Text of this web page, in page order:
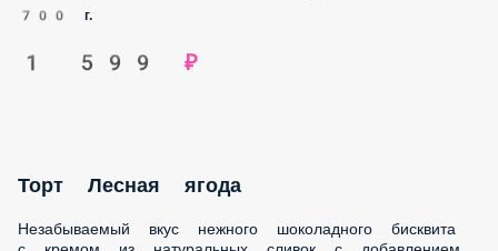
700 г.
1 599 ₽
Торт Лесная ягода
Незабываемый вкус нежного шоколадного бисквита с